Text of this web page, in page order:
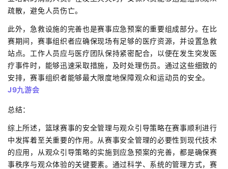
疏散，避免人员伤亡。
此外，急救设施的完善也是赛事应急预案的重要组成部分。在比
赛期间，赛事组织者应确保现场有足够的医疗资源，并设置急救
站点。工作人员应与医疗团队保持紧密配合，以便在发生突发医
疗事件时，能够迅速采取措施，及时处理伤员。通过这些细致的
安排，赛事组织者能够最大限度地保障观众和运动员的安全。
J9九游会
总结：
综上所述，篮球赛事的安全管理与观众引导策略在赛事顺利进行
中发挥着至关重要的作用。从赛事安全管理的必要性到现代技术
的应用，从观众引导策略的实施到应急预案的完善，都是确保赛
事秩序与观众体验的关键要素。通过科学、系统的管理方式，赛